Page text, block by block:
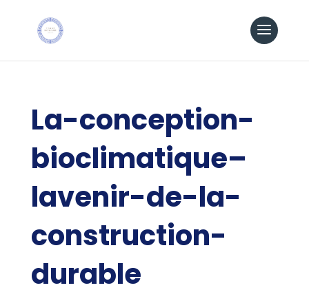
La-conception-
bioclimatique–
lavenir-de-la-
construction-
durable